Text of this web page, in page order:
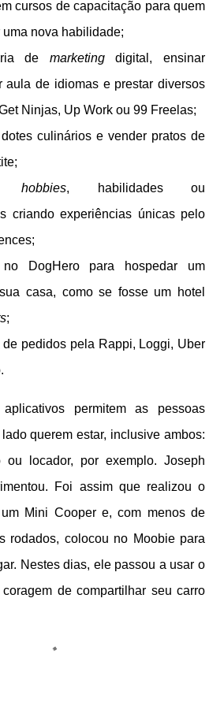
cursos de capacitação para quem
nova habilidade;
de marketingdigital, ensinar
aula de idiomas e prestar diversos
Ninjas, Up Work ou 99 Freelas;
culinários e vender pratos de
hobbies, habilidades ou
criando experiências únicas pelo
no DogHero para hospedar um
casa, como se fosse um hotel
;
de pedidos pela Rappi, Loggi, Uber
permitem as pessoas
querem estar, inclusive ambos:
ou locador, por exemplo. Joseph
Foi assim que realizou o
Mini Cooper e, com menos de
rodados, colocou no Moobie para
Nestes dias, ele passou a usar o
de compartilhar seu carro